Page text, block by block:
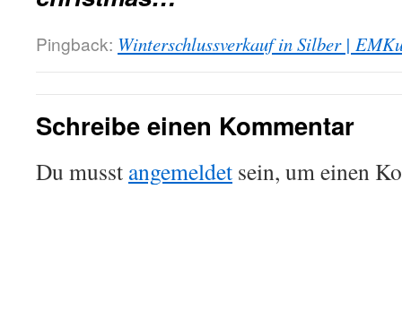
Pingback: Winterschlussverkauf in Silber |
Schreibe einen Kommentar
Du musst angemeldet sein, um einen